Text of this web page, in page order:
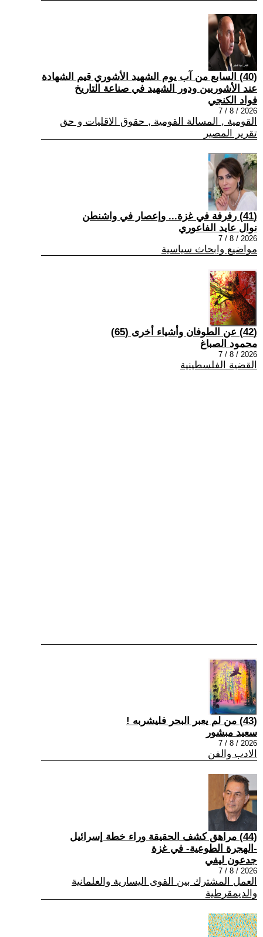
(40) السابع من آب يوم الشهيد الأشوري قيم الشهادة
عند الأشوريين ودور الشهيد في صناعة التاريخ
فواد الكنجي
2026 / 8 / 7
القومية , المسالة القومية , حقوق الاقليات و حق
تقرير المصير
(41) رفرفة في غزة... وإعصار في واشنطن
نوال عايد الفاعوري
2026 / 8 / 7
مواضيع وابحاث سياسية
(42) عن الطوفان وأشياء أخرى (65)
محمود الصباغ
2026 / 8 / 7
القضية الفلسطينية
(43) من لم يعبر البحر فليشربه !
سعيد مبشور
2026 / 8 / 7
الادب والفن
(44) مراهق كشف الحقيقة وراء خطة إسرائيل
-الهجرة الطوعية- في غزة
جدعون ليفي
2026 / 8 / 7
العمل المشترك بين القوى اليسارية والعلمانية
والديمقرطية